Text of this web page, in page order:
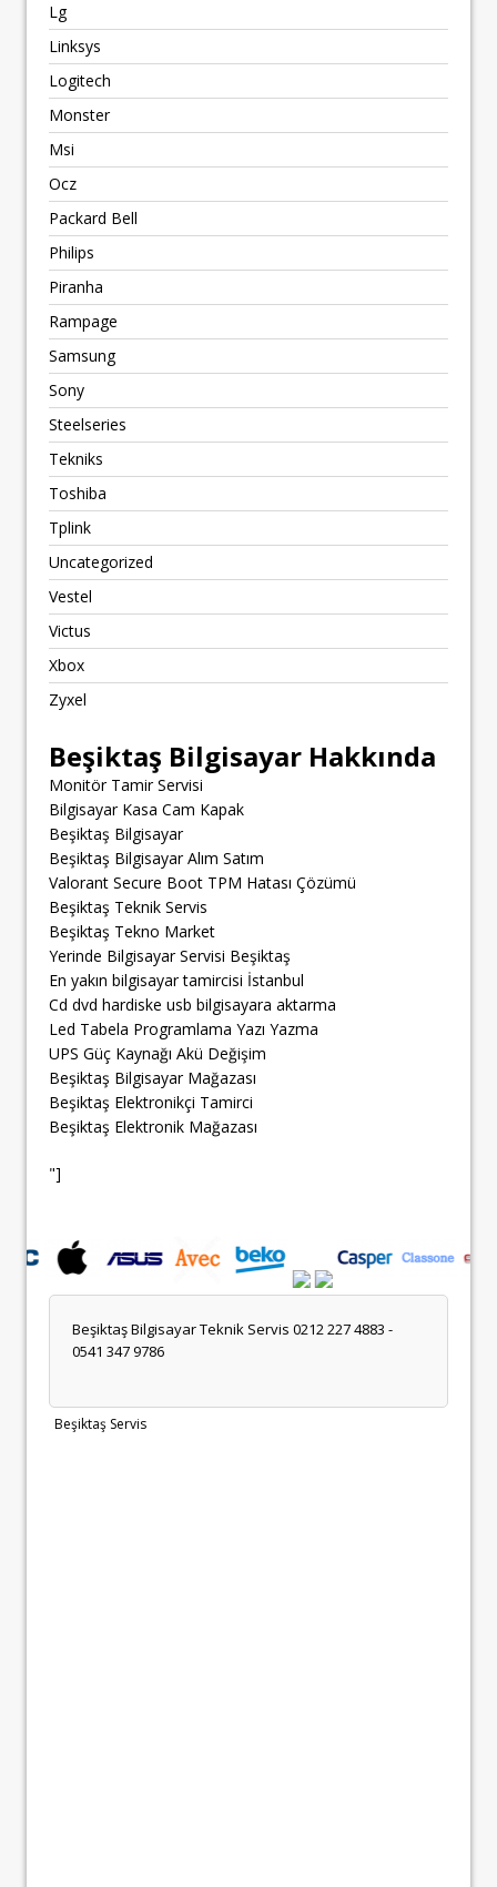
Lg
Linksys
Logitech
Monster
Msi
Ocz
Packard Bell
Philips
Piranha
Rampage
Samsung
Sony
Steelseries
Tekniks
Toshiba
Tplink
Uncategorized
Vestel
Victus
Xbox
Zyxel
Beşiktaş Bilgisayar Hakkında
Monitör Tamir Servisi
Bilgisayar Kasa Cam Kapak
Beşiktaş Bilgisayar
Beşiktaş Bilgisayar Alım Satım
Valorant Secure Boot TPM Hatası Çözümü
Beşiktaş Teknik Servis
Beşiktaş Tekno Market
Yerinde Bilgisayar Servisi Beşiktaş
En yakın bilgisayar tamircisi İstanbul
Cd dvd hardiske usb bilgisayara aktarma
Led Tabela Programlama Yazı Yazma
UPS Güç Kaynağı Akü Değişim
Beşiktaş Bilgisayar Mağazası
Beşiktaş Elektronikçi Tamirci
Beşiktaş Elektronik Mağazası
"]
Beşiktaş Bilgisayar Teknik Servis 0212 227 4883 -
0541 347 9786
Beşiktaş Servis